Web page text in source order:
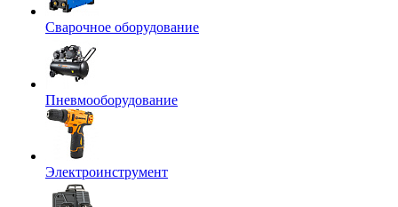
Сварочное оборудование
Пневмооборудование
Электроинструмент